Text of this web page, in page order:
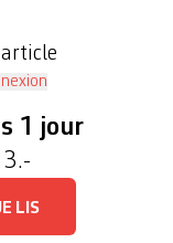
1 jour
3.-
LIS